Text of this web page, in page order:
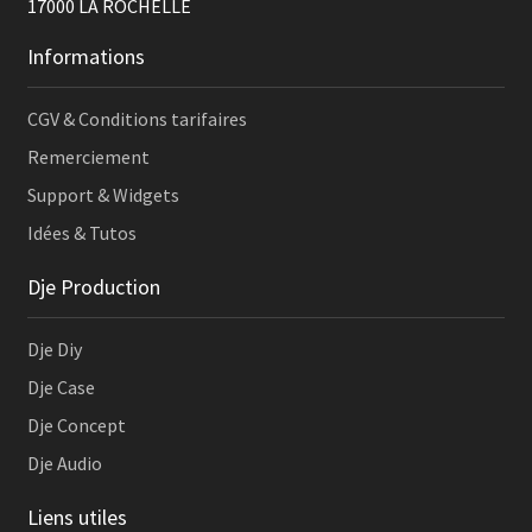
Accessoires pieds micro
Mesure audio & carte son
Dje-rack pour l’audio
Palans ou moteurs
Accroche & levage
17000 LA ROCHELLE
Informations
CGV & Conditions tarifaires
Remerciement
Support & Widgets
Idées & Tutos
Dje Production
Dje Diy
Dje Case
Dje Concept
Dje Audio
Liens utiles